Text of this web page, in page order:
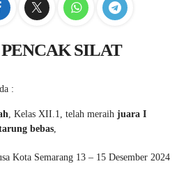
SILAT
:
, Kelas XII.1, telah meraih juara I
bebas,
Kota Semarang 13 – 15 Desember 2024